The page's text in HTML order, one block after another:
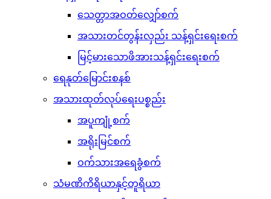
သေတ္တာအဝတ်လျှော်စက်
အသားတင်တွန်းလှည်း သန့်ရှင်းရေးစက်
မြင့်မားသောဖိအားသန့်ရှင်းရေးစက်
ရေနုတ်မြောင်းစနစ်
အသားထုတ်လုပ်ရေးပစ္စည်း
အပူကျုံ့စက်
အရိုးမြင်စက်
ဝက်သားအရေခွံစက်
သံမဏိကိရိယာနှင့်တူရိယာ